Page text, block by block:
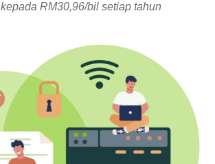
kepada RM30,96/bil setiap tahun